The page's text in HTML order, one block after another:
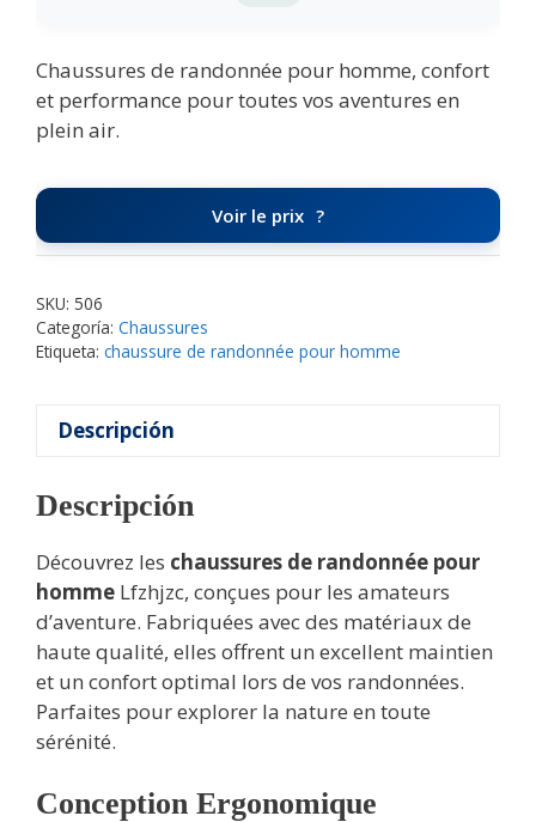
Chaussures de randonnée pour homme, confort
et performance pour toutes vos aventures en
plein air.
Voir le prix
SKU: 506
Categoría: Chaussures
Etiqueta: chaussure de randonnée pour homme
Descripción
Descripción
Découvrez les chaussures de randonnée pour
homme Lfzhjzc, conçues pour les amateurs
d’aventure. Fabriquées avec des matériaux de
haute qualité, elles offrent un excellent maintien
et un confort optimal lors de vos randonnées.
Parfaites pour explorer la nature en toute
sérénité.
Conception Ergonomique